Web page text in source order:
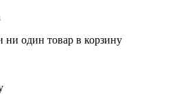
один товар в корзину